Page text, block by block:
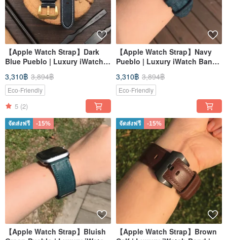
【Apple Watch Strap】Dark
Blue Pueblo | Luxury iWatch
Band | Elegant & Heavy
3,310฿ 3,894฿
Eco-Friendly
5 (2)
【Apple Watch Strap】Navy
Pueblo | Luxury iWatch Band |
Elegant & Heavy
3,310฿ 3,894฿
Eco-Friendly
จัดส่งฟรี -15%
【Apple Watch Strap】Bluish
จัดส่งฟรี -15%
【Apple Watch Strap】Brown